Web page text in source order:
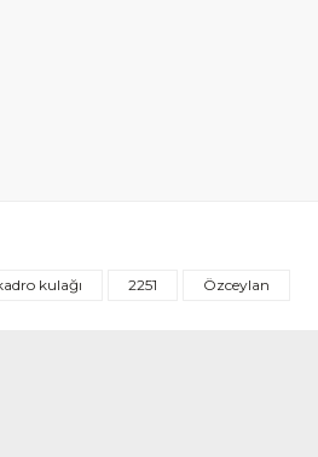
kulağı 2251 Özceylan